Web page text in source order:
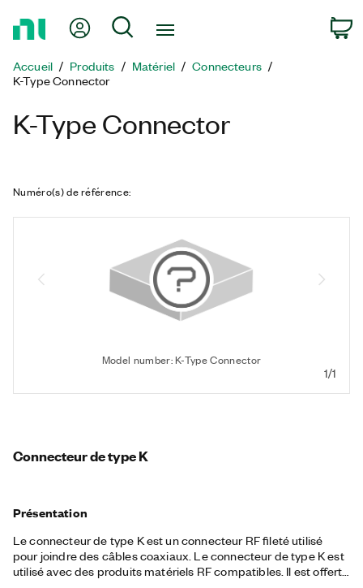
page
d’accueil
Mon compteRechercher
Accueil Produits Matériel
Connecteurs
K-Type Connector
K-Type Connector
Numéro(s) de référence:
Model number: K-Type Connector
1/1
Connecteur de type K
Présentation
Le connecteur de type K est un connecteur RF fileté utilisé
pour joindre des câbles coaxiaux. Le connecteur de type K est
utilisé avec des produits matériels RF compatibles. Il est offert